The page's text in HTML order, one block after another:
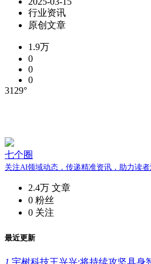
行业资讯
原创文章
1.9万
0
0
0
3129°
七个圈
关注AI领域动态，传递精准资讯，助力读者
2.4万 文章
0 粉丝
0 关注
最近更新
1. 宇树科技王兴兴:将持续攻坚具身